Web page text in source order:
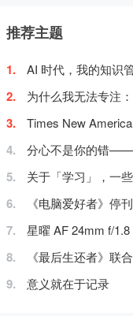
推荐主题
1. AI 时代，我的知识
2. 为什么我无法专注
3. Times New American:
4. 分心不是你的错——成
5. 关于「学习」，一些
6. 《电脑爱好者》停刊
7. 星曜 AF 24mm f/1.8
8. 《最后生还者》联合
9. 意义就在于记录